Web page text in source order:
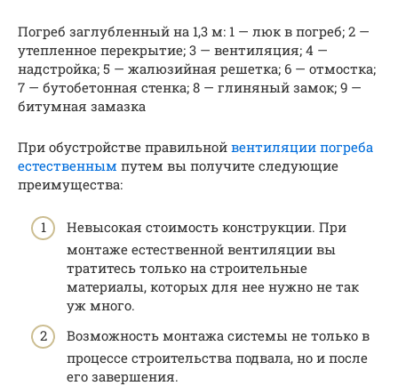
Погреб заглубленный на 1,3 м: 1 — люк в погреб; 2 —
утепленное перекрытие; 3 — вентиляция; 4 —
надстройка; 5 — жалюзийная решетка; 6 — отмостка;
7 — бутобетонная стенка; 8 — глиняный замок; 9 —
битумная замазка
При обустройстве правильной вентиляции погреба
естественным путем вы получите следующие
преимущества:
Невысокая стоимость конструкции. При
монтаже естественной вентиляции вы
тратитесь только на строительные
материалы, которых для нее нужно не так
уж много.
Возможность монтажа системы не только в
процессе строительства подвала, но и после
его завершения.